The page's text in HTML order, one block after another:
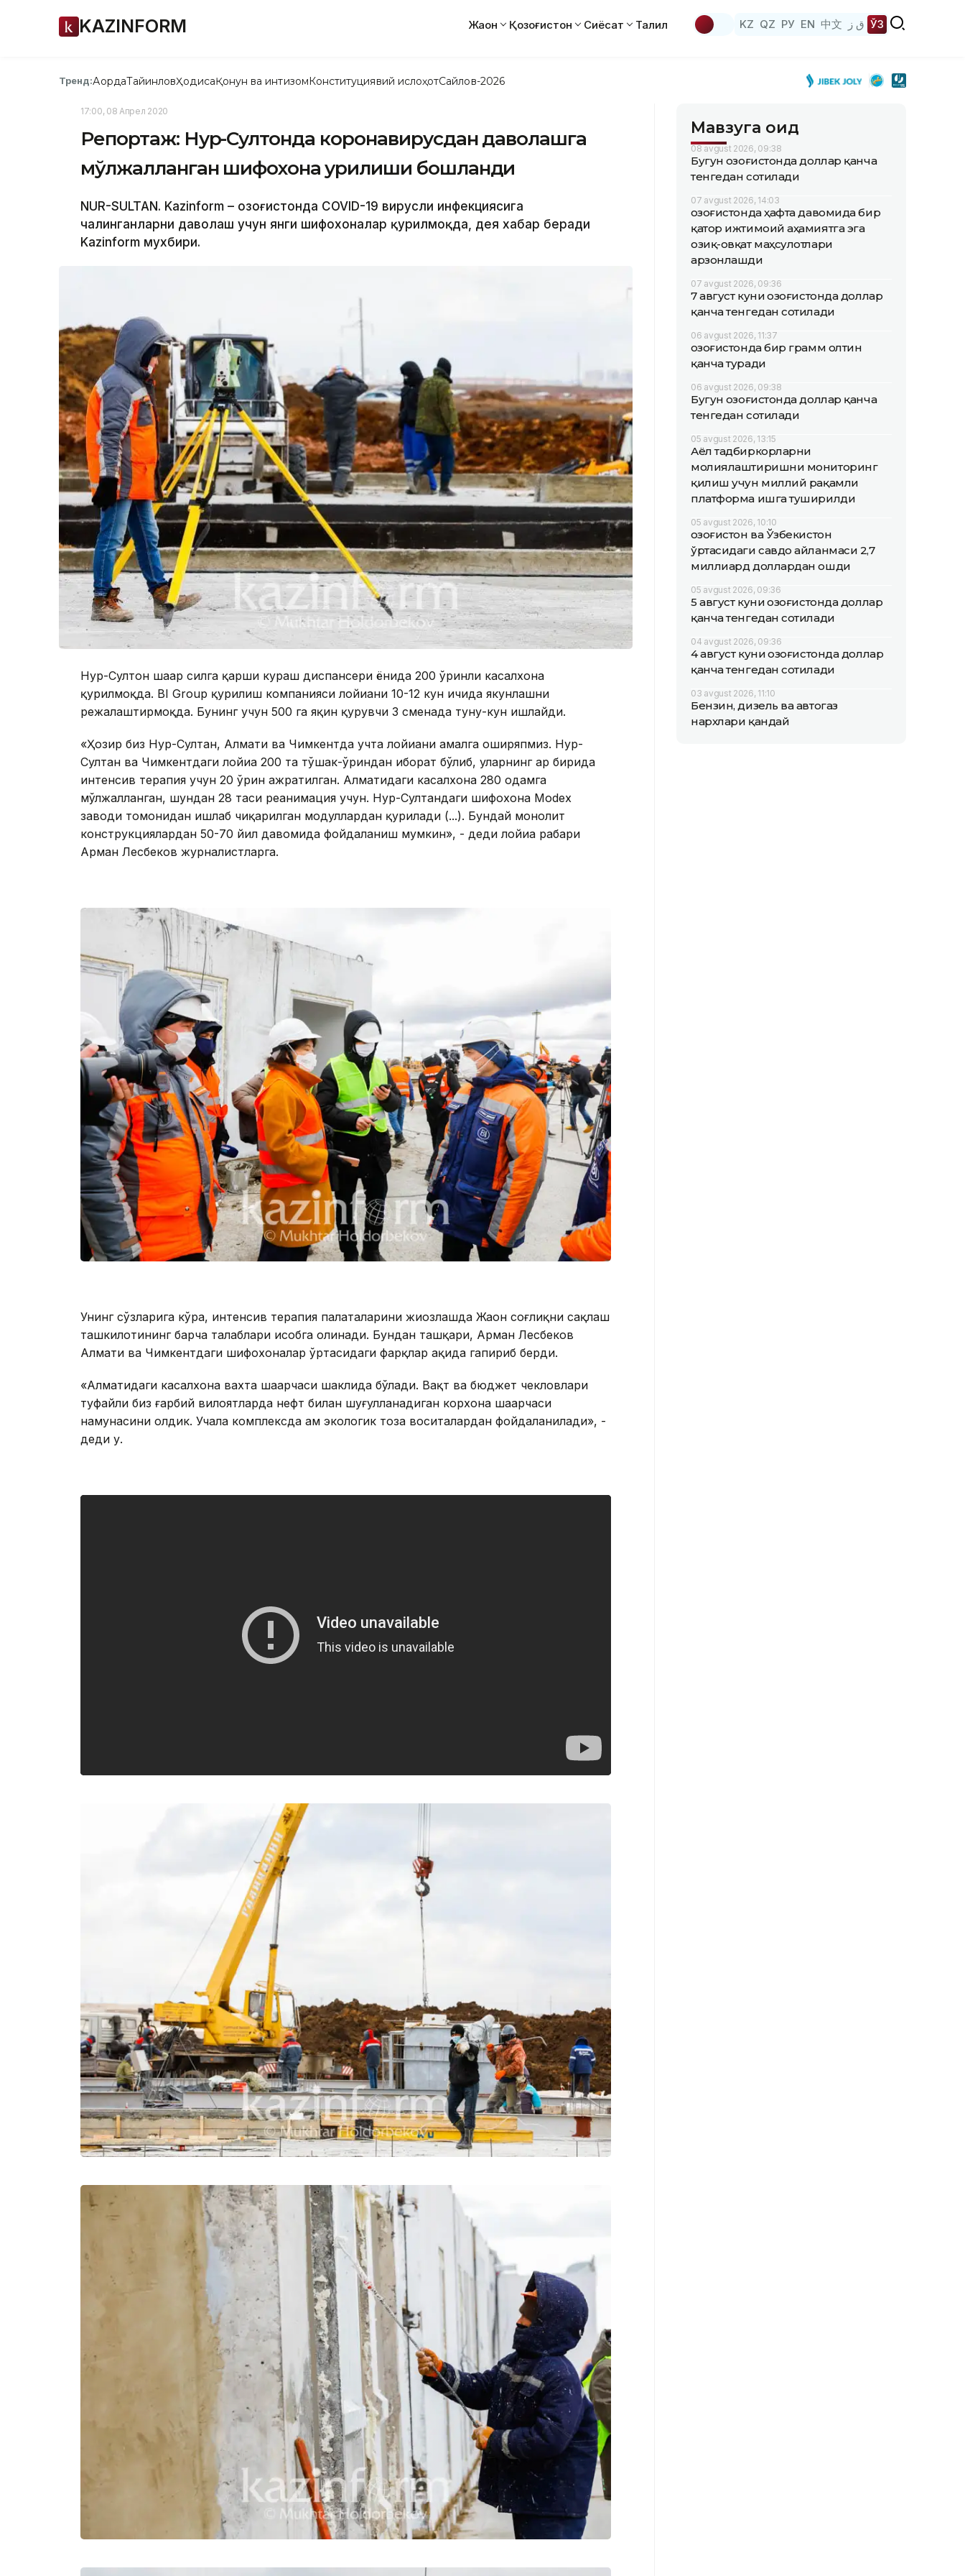
KAZINFORM Жаҳон Қозоғистон Сиёсат Таҳлил KZ QZ РУ EN 中文 ق ز ЎЗ
Тренд:АқордаТайинловҲодисаҚонун ва интизомКонституциявий ислоҳотСайлов-2026
17:00, 08 Апрел 2020
Репортаж: Нур-Султонда коронавирусдан даволашга
мўлжалланган шифохона қурилиши бошланди
NUR-SULTAN. Kazinform – Қозоғистонда COVID-19 вирусли инфекциясига
чалинганларни даволаш учун янги шифохоналар қурилмоқда, дея хабар беради
Kazinform мухбири.
Нур-Султон шаҳар силга қарши кураш диспансери ёнида 200 ўринли касалхона
қурилмоқда. BI Group қурилиш компанияси лойиҳани 10-12 кун ичида якунлашни
режалаштирмоқда. Бунинг учун 500 га яқин қурувчи 3 сменада туну-кун ишлайди.
«Ҳозир биз Нур-Султан, Алмати ва Чимкентда учта лойиҳани амалга оширяпмиз. Нур-
Султан ва Чимкентдаги лойиҳа 200 та тўшак-ўриндан иборат бўлиб, уларнинг ҳар бирида
интенсив терапия учун 20 ўрин ажратилган. Алматидаги касалхона 280 одамга
мўлжалланган, шундан 28 таси реанимация учун. Нур-Султандаги шифохона Modex
заводи томонидан ишлаб чиқарилган модуллардан қурилади (...). Бундай монолит
конструкциялардан 50-70 йил давомида фойдаланиш мумкин», - деди лойиҳа раҳбари
Арман Лесбеков журналистларга.
Унинг сўзларига кўра, интенсив терапия палаталарини жиҳозлашда Жаҳон соғлиқни сақлаш
ташкилотининг барча талаблари ҳисобга олинади. Бундан ташқари, Арман Лесбеков
Алмати ва Чимкентдаги шифохоналар ўртасидаги фарқлар ҳақида гапириб берди.
«Алматидаги касалхона вахта шаҳарчаси шаклида бўлади. Вақт ва бюджет чекловлари
туфайли биз ғарбий вилоятларда нефт билан шуғулланадиган корхона шаҳарчаси
намунасини олдик. Учала комплексда ҳам экологик тоза воситалардан фойдаланилади», -
деди у.
Мавзуга оид
08 avgust 2026, 09:38
Бугун Қозоғистонда доллар қанча
тенгедан сотилади
07 avgust 2026, 14:03
Қозоғистонда ҳафта давомида бир
қатор ижтимоий аҳамиятга эга
озиқ-овқат маҳсулотлари
арзонлашди
07 avgust 2026, 09:36
7 август куни Қозоғистонда доллар
қанча тенгедан сотилади
06 avgust 2026, 11:37
Қозоғистонда бир грамм олтин
қанча туради
06 avgust 2026, 09:38
Бугун Қозоғистонда доллар қанча
тенгедан сотилади
05 avgust 2026, 13:15
Аёл тадбиркорларни
молиялаштиришни мониторинг
қилиш учун миллий рақамли
платформа ишга туширилди
05 avgust 2026, 10:10
Қозоғистон ва Ўзбекистон
ўртасидаги савдо айланмаси 2,7
миллиард доллардан ошди
05 avgust 2026, 09:36
5 август куни Қозоғистонда доллар
қанча тенгедан сотилади
04 avgust 2026, 09:36
4 август куни Қозоғистонда доллар
қанча тенгедан сотилади
03 avgust 2026, 11:10
Бензин, дизель ва автогаз
нархлари қандай